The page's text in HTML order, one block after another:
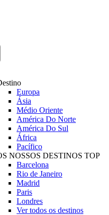
Europa
Ásia
Médio Oriente
América Do Norte
América Do Sul
África
Pacífico
NOSSOS DESTINOS TOP
Barcelona
Rio de Janeiro
Madrid
Paris
Londres
Ver todos os destinos